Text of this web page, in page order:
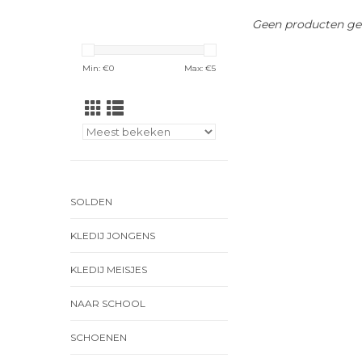
Min: €0 Max: €5
SOLDEN
KLEDIJ JONGENS
KLEDIJ MEISJES
NAAR SCHOOL
SCHOENEN
Geen producten